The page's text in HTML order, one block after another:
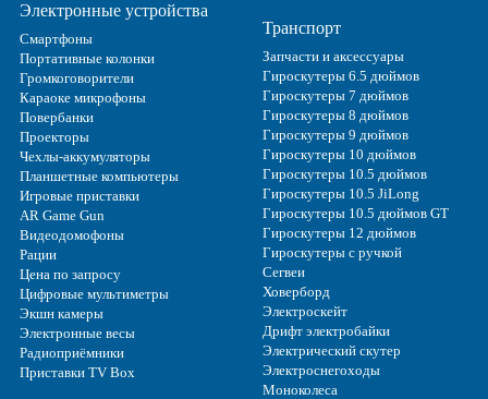
Электронные устройства
Смартфоны
Портативные колонки
Громкоговорители
Караоке микрофоны
Повербанки
Проекторы
Чехлы-аккумуляторы
Планшетные компьютеры
Игровые приставки
AR Game Gun
Видеодомофоны
Рации
Цена по запросу
Цифровые мультиметры
Экшн камеры
Электронные весы
Радиоприёмники
Приставки TV Box
Транспорт
Запчасти и аксессуары
Гироскутеры 6.5 дюймов
Гироскутеры 7 дюймов
Гироскутеры 8 дюймов
Гироскутеры 9 дюймов
Гироскутеры 10 дюймов
Гироскутеры 10.5 дюймов
Гироскутеры 10.5 JiLong
Гироскутеры 10.5 дюймов GT
Гироскутеры 12 дюймов
Гироскутеры с ручкой
Сегвеи
Ховерборд
Электроскейт
Дрифт электробайки
Электрический скутер
Электроснегоходы
Моноколеса